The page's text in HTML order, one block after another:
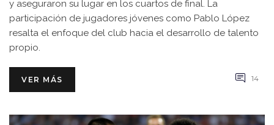
y aseguraron su lugar en los cuartos de final. La
participación de jugadores jóvenes como Pablo López
resalta el enfoque del club hacia el desarrollo de talento
propio.
VER MÁS 14